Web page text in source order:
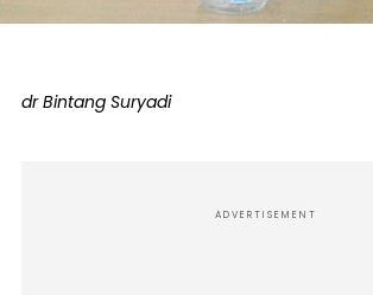
dr Bintang Suryadi
ADVERTISEMENT